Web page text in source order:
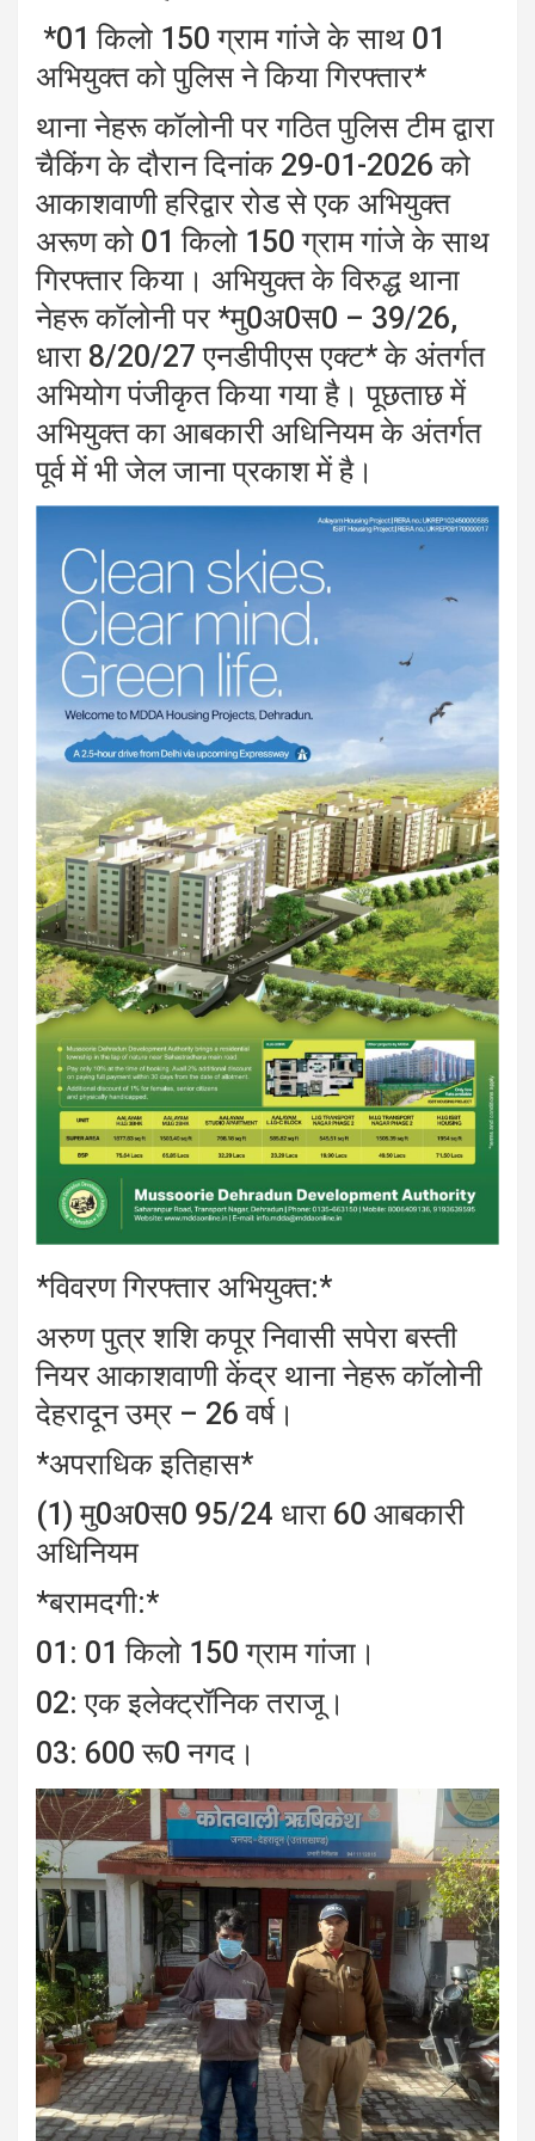
*01 किलो 150 ग्राम गांजे के साथ 01
अभियुक्त को पुलिस ने किया गिरफ्तार*
थाना नेहरू कॉलोनी पर गठित पुलिस टीम द्वारा
चैकिंग के दौरान दिनांक 29-01-2026 को
आकाशवाणी हरिद्वार रोड से एक अभियुक्त
अरूण को 01 किलो 150 ग्राम गांजे के साथ
गिरफ्तार किया। अभियुक्त के विरुद्ध थाना
नेहरू कॉलोनी पर *मु0अ0स0 – 39/26,
धारा 8/20/27 एनडीपीएस एक्ट* के अंतर्गत
अभियोग पंजीकृत किया गया है। पूछताछ में
अभियुक्त का आबकारी अधिनियम के अंतर्गत
पूर्व में भी जेल जाना प्रकाश में है।
*विवरण गिरफ्तार अभियुक्त:*
अरुण पुत्र शशि कपूर निवासी सपेरा बस्ती
नियर आकाशवाणी केंद्र थाना नेहरू कॉलोनी
देहरादून उम्र – 26 वर्ष।
*अपराधिक इतिहास*
(1) मु0अ0स0 95/24 धारा 60 आबकारी
अधिनियम
*बरामदगी:*
01: 01 किलो 150 ग्राम गांजा।
02: एक इलेक्ट्रॉनिक तराजू।
03: 600 रू0 नगद।